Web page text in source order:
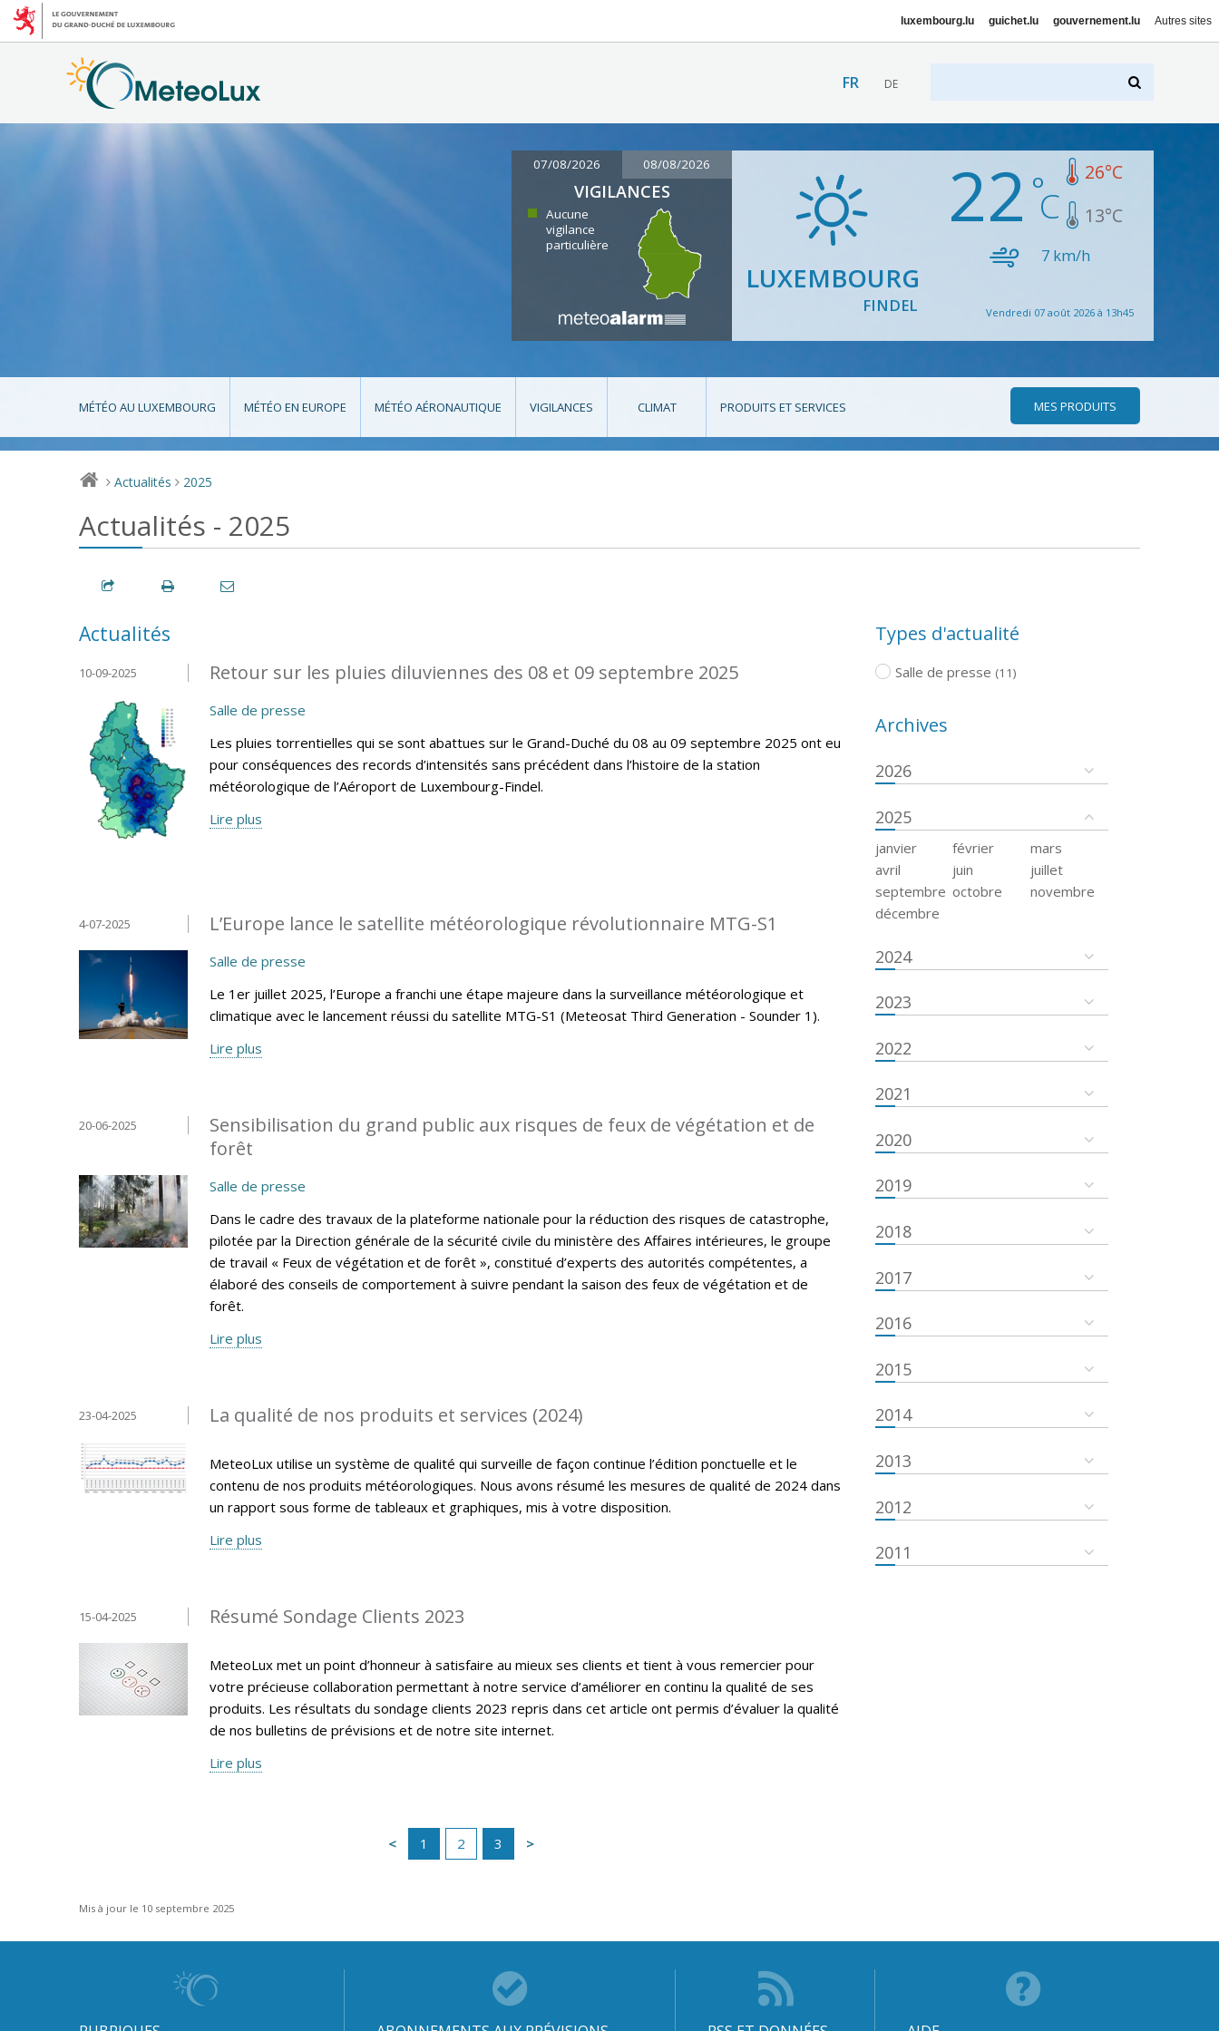
luxembourg.lu guichet.lu gouvernement.lu Autres sites
FR DE
07/08/2026 08/08/2026
VIGILANCES
Aucune
vigilance
particulière
LUXEMBOURG
FINDEL
22 26°C
13°C
7 km/h
Vendredi 07 août 2026 à 13h45
MÉTÉO AU LUXEMBOURG MÉTÉO EN EUROPE MÉTÉO AÉRONAUTIQUE VIGILANCES CLIMAT PRODUITS ET SERVICES MES PRODUITS
> Actualités > 2025
Actualités - 2025
Actualités
Retour sur les pluies diluviennes des 08 et 09 septembre 2025
10-09-2025
Salle de presse
Les pluies torrentielles qui se sont abattues sur le Grand-Duché du 08 au 09 septembre 2025 ont eu
pour conséquences des records d’intensités sans précédent dans l’histoire de la station
météorologique de l’Aéroport de Luxembourg-Findel.
Lire plus
L’Europe lance le satellite météorologique révolutionnaire MTG-S1
4-07-2025
Salle de presse
Le 1er juillet 2025, l’Europe a franchi une étape majeure dans la surveillance météorologique et
climatique avec le lancement réussi du satellite MTG-S1 (Meteosat Third Generation - Sounder 1).
Lire plus
Sensibilisation du grand public aux risques de feux de végétation et de
forêt
20-06-2025
Salle de presse
Dans le cadre des travaux de la plateforme nationale pour la réduction des risques de catastrophe,
pilotée par la Direction générale de la sécurité civile du ministère des Affaires intérieures, le groupe
de travail « Feux de végétation et de forêt », constitué d’experts des autorités compétentes, a
élaboré des conseils de comportement à suivre pendant la saison des feux de végétation et de
forêt.
Lire plus
La qualité de nos produits et services (2024)
23-04-2025
MeteoLux utilise un système de qualité qui surveille de façon continue l’édition ponctuelle et le
contenu de nos produits météorologiques. Nous avons résumé les mesures de qualité de 2024 dans
un rapport sous forme de tableaux et graphiques, mis à votre disposition.
Lire plus
Résumé Sondage Clients 2023
15-04-2025
MeteoLux met un point d’honneur à satisfaire au mieux ses clients et tient à vous remercier pour
votre précieuse collaboration permettant à notre service d’améliorer en continu la qualité de ses
produits. Les résultats du sondage clients 2023 repris dans cet article ont permis d’évaluer la qualité
de nos bulletins de prévisions et de notre site internet.
Lire plus
1 2 3
Types d'actualité
Salle de presse (11)
Archives
2026
2025
janvier février
mars
avril
juin
juillet
septembre octobre
novembre
décembre
2024
2023
2022
2021
2020
2019
2018
2017
2016
2015
2014
2013
2012
2011
Mis à jour le 10 septembre 2025